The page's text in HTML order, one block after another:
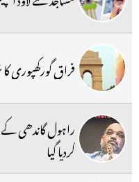
فراق گورکھپوری
راہول گاندھی کے
کردیا گیا